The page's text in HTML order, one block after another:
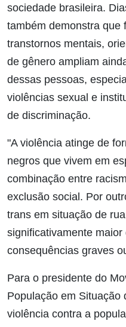
sociedade brasileira.
também demonstra que
transtornos mentais,
de gênero ampliam
dessas pessoas,
violências sexual e
de discriminação.
"A violência atinge de
negros que vivem em
combinação entre
exclusão social. Por
trans em situação de
significativamente
consequências graves
Para o presidente do
População em Situação
violência contra a